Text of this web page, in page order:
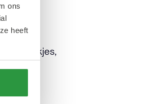
ons
heeft
plekjes,